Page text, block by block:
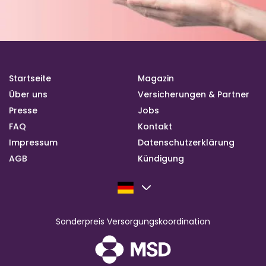
Startseite
Magazin
Über uns
Versicherungen & Partner
Presse
Jobs
FAQ
Kontakt
Impressum
Datenschutzerklärung
AGB
Kündigung
Sonderpreis Versorgungskoordination